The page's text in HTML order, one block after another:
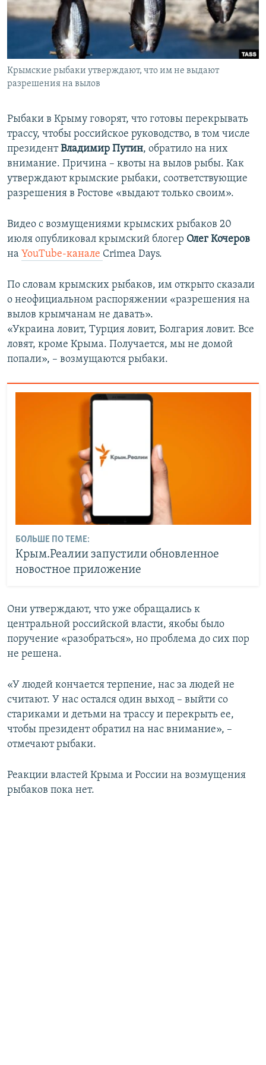
ПОБЕДИТЕЛЕЙ НЕ СУДЯТ?
КРЫМ.НЕПОКОРЕННЫЙ
УКРАИНСКАЯ ПРОБЛЕМА КРЫМА
ПРИСОЕДИНЯЙТЕСЬ!
Все сайты RFE/RL
Крымские рыбаки утверждают, что им не выдают
разрешения на вылов
Рыбаки в Крыму говорят, что готовы перекрывать
трассу, чтобы российское руководство, в том числе
президентВладимир Путин, обратило на них
внимание. Причина – квоты на вылов рыбы. Как
утверждают крымские рыбаки, соответствующие
разрешения в Ростове «выдают только своим».
Видео с возмущениями крымских рыбаков 20
июля опубликовал крымский блогер Олег Кочеров
на YouTube-канале Crimea Days.
По словам крымских рыбаков, им открыто сказали
о неофициальном распоряжении «разрешения на
вылов крымчанам не давать».
«Украина ловит, Турция ловит, Болгария ловит. Все
ловят, кроме Крыма. Получается, мы не домой
попали», – возмущаются рыбаки.
БОЛЬШЕ ПО ТЕМЕ:
Крым.Реалии запустили обновленное
новостное приложение
Они утверждают, что уже обращались к
центральной российской власти, якобы было
поручение «разобраться», но проблема до сих пор
не решена.
«У людей кончается терпение, нас за людей не
считают. У нас остался один выход – выйти со
стариками и детьми на трассу и перекрыть ее,
чтобы президент обратил на нас внимание», –
отмечают рыбаки.
Реакции властей Крыма и России на возмущения
рыбаков пока нет.